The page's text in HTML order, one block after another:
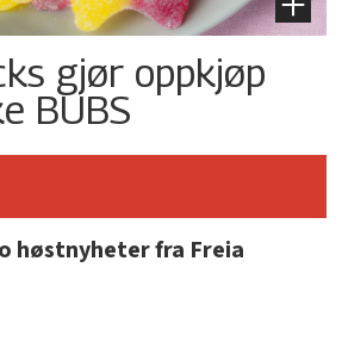
gjør oppkjøp
BUBS
høstnyheter fra Freia